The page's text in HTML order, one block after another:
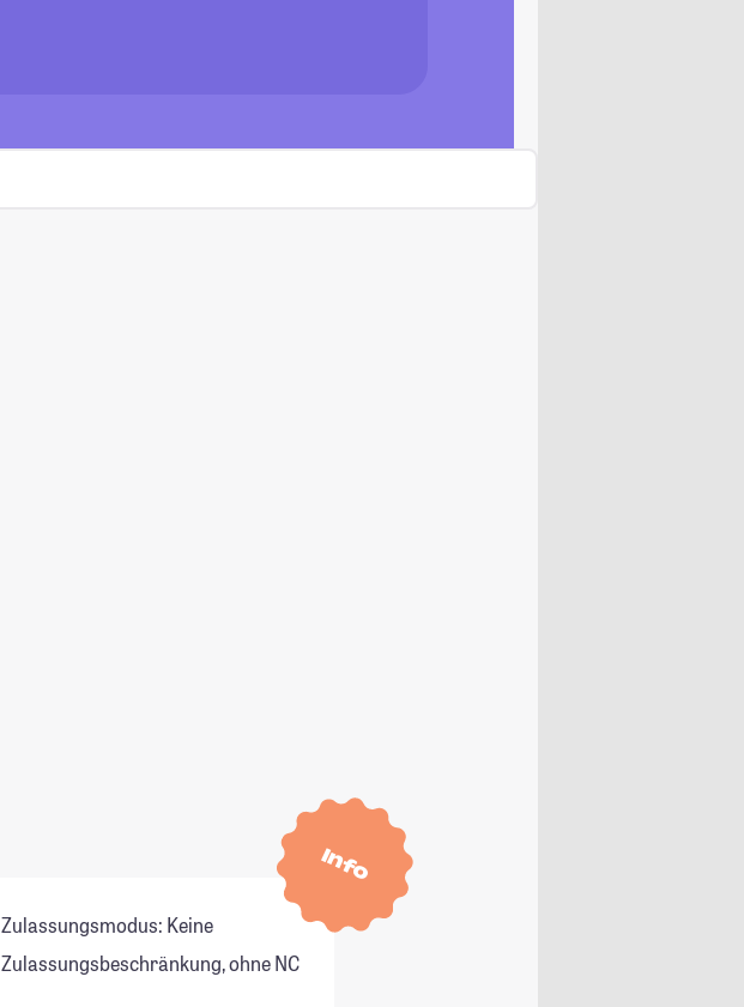
Info
Zulassungsmodus: Keine
Zulassungsbeschränkung, ohne NC